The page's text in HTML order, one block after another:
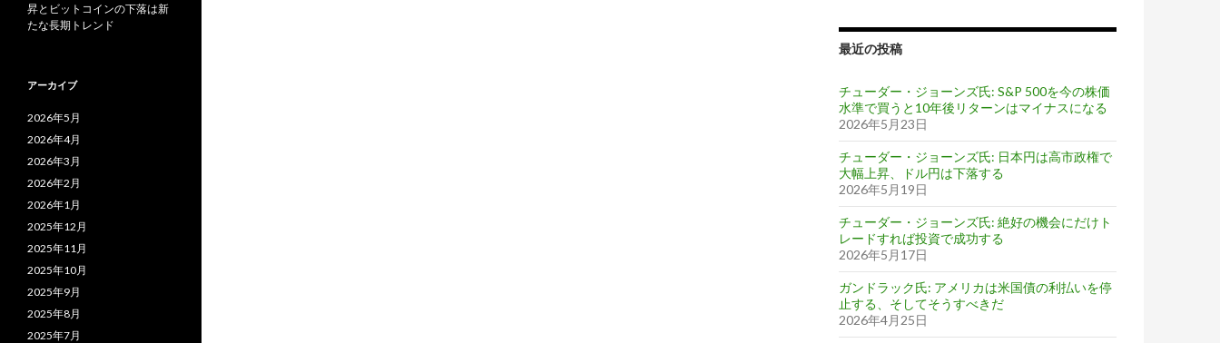
最近の投稿
チューダー・ジョーンズ氏: S&P 500を今の株価
水準で買うと10年後リターンはマイナスになる
2026年5月23日
チューダー・ジョーンズ氏: 日本円は高市政権で
大幅上昇、ドル円は下落する
2026年5月19日
チューダー・ジョーンズ氏: 絶好の機会にだけト
レードすれば投資で成功する
2026年5月17日
ガンドラック氏: アメリカは米国債の利払いを停
止する、そしてそうすべきだ
2026年4月25日
昇とビットコインの下落は新
たな長期トレンド
アーカイブ
2026年5月
2026年4月
2026年3月
2026年2月
2026年1月
2025年12月
2025年11月
2025年10月
2025年9月
2025年8月
2025年7月